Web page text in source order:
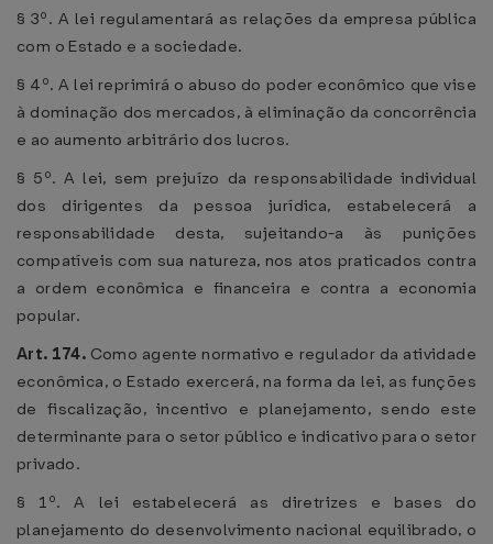
§ 3º. A lei regulamentará as relações da empresa pública
com o Estado e a sociedade.
§ 4º. A lei reprimirá o abuso do poder econômico que vise
à dominação dos mercados, à eliminação da concorrência
e ao aumento arbitrário dos lucros.
§ 5º. A lei, sem prejuízo da responsabilidade individual
dos dirigentes da pessoa jurídica, estabelecerá a
responsabilidade desta, sujeitando-a às punições
compatíveis com sua natureza, nos atos praticados contra
a ordem econômica e financeira e contra a economia
popular.
Art. 174. Como agente normativo e regulador da atividade
econômica, o Estado exercerá, na forma da lei, as funções
de fiscalização, incentivo e planejamento, sendo este
determinante para o setor público e indicativo para o setor
privado.
§ 1º. A lei estabelecerá as diretrizes e bases do
planejamento do desenvolvimento nacional equilibrado, o